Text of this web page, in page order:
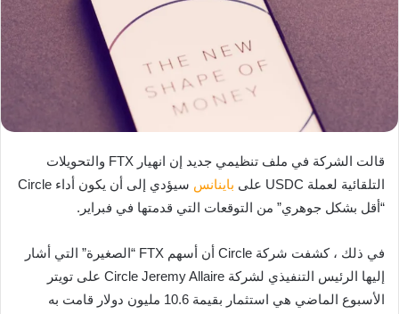
قالت الشركة في ملف تنظيمي جديد إن انهيار FTX والتحويلات
التلقائية لعملة USDC على
باينانس
سيؤدي إلى أن يكون أداء Circle
“أقل بشكل جوهري” من التوقعات التي قدمتها في فبراير.
في ذلك ، كشفت شركة Circle أن أسهم FTX “الصغيرة” التي أشار
إليها الرئيس التنفيذي لشركة Circle Jeremy Allaire على تويتر
الأسبوع الماضي هي استثمار بقيمة 10.6 مليون دولار قامت به